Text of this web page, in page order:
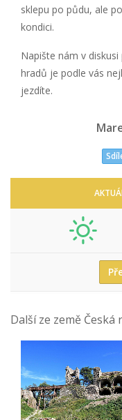
sklepu po půdu, ale
kondici.
Napište nám v
hradů je podle vás
jezdíte.
Další ze země Česká